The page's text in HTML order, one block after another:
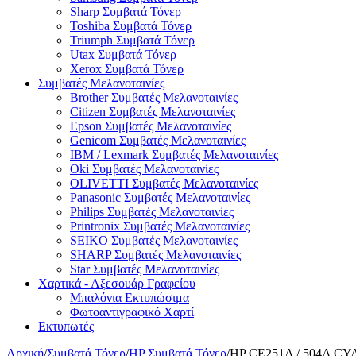
Sharp Συμβατά Τόνερ
Toshiba Συμβατά Τόνερ
Triumph Συμβατά Τόνερ
Utax Συμβατά Τόνερ
Xerox Συμβατά Τόνερ
Συμβατές Μελανοταινίες
Brother Συμβατές Μελανοταινίες
Citizen Συμβατές Μελανοταινίες
Epson Συμβατές Μελανοταινίες
Genicom Συμβατές Μελανοταινίες
IBM / Lexmark Συμβατές Μελανοταινίες
Oki Συμβατές Μελανοταινίες
OLIVETTI Συμβατές Μελανοταινίες
Panasonic Συμβατές Μελανοταινίες
Philips Συμβατές Μελανοταινίες
Printronix Συμβατές Μελανοταινίες
SEIKO Συμβατές Μελανοταινίες
SHARP Συμβατές Μελανοταινίες
Star Συμβατές Μελανοταινίες
Χαρτικά - Αξεσουάρ Γραφείου
Μπαλόνια Εκτυπώσιμα
Φωτοαντιγραφικό Χαρτί
Εκτυπωτές
Αρχική/Συμβατά Τόνερ/HP Συμβατά Τόνερ/HP CE251A / 504A